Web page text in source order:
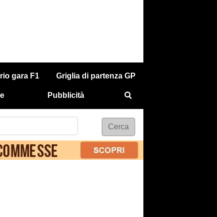
gara F1 Griglia di partenza GP
Pubblicità